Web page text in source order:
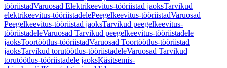
tööriistadVaruosad Elektrikeevitus-tööriistad jaoksTarvikud
elektrikeevitus-tööriistadelePeegelkeevitus-tööriistadVaruosad
Peegelkeevitus-tööriistad jaoksTarvikud peegelkeevitus-
tööriistadeleVaruosad Tarvikud peegelkeevitus-tööriistadele
jaoksToortöötlus-tööriistadVaruosad Toortöötlus-tööriistad
jaoksTarvikud torutöötlus-tööriistadeleVaruosad Tarvikud
torutöötlus-tööriistadele jaoksKäsitsemis-